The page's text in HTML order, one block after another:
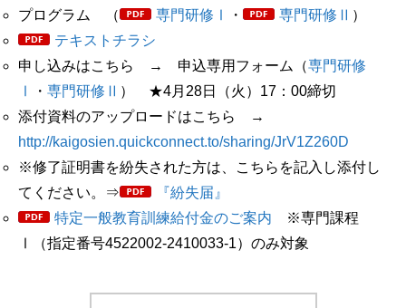
プログラム （
専門研修Ⅰ ・ 専門研修Ⅱ ）
テキストチラシ
申し込みはこちら → 申込専用フォーム（専門研修
Ⅰ
・ 専門研修Ⅱ ） ★4月28日（火）17：00締切
添付資料のアップロードはこちら →
http://kaigosien.quickconnect.to/sharing/JrV1Z260D
※修了証明書を紛失された方は、こちらを記入し添付し
てください。⇒
『紛失届』
特定一般教育訓練給付金のご案内 ※専門課程
Ⅰ（指定番号4522002-2410033-1）のみ対象